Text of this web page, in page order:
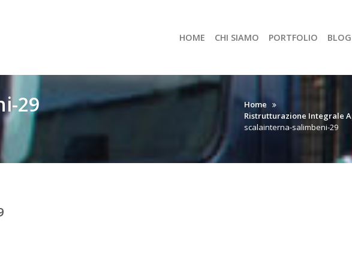
HOME CHI SIAMO PORTFOLIO BLOG
29
Home
Ristrutturazione Integrale
scalainterna-salimbeni-29